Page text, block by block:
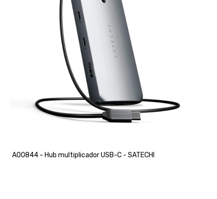
A00844 - Hub multiplicador USB-C - SATECHI